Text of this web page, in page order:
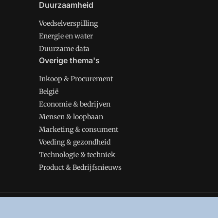
Duurzaamheid
Voedselverspilling
Energie en water
Duurzame data
Overige thema's
Inkoop & Procurement
België
Economie & bedrijven
Mensen & loopbaan
Marketing & consument
Voeding & gezondheid
Technologie & techniek
Product & Bedrijfsnieuws